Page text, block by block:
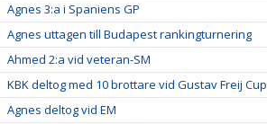
STATISTIK
DOKUMENT
STÖD KBK
Agnes 3:a i Spaniens GP
Agnes uttagen till Budapest rankingturnering
Ahmed 2:a vid veteran-SM
KBK deltog med 10 brottare vid Gustav Freij Cup
Agnes deltog vid EM